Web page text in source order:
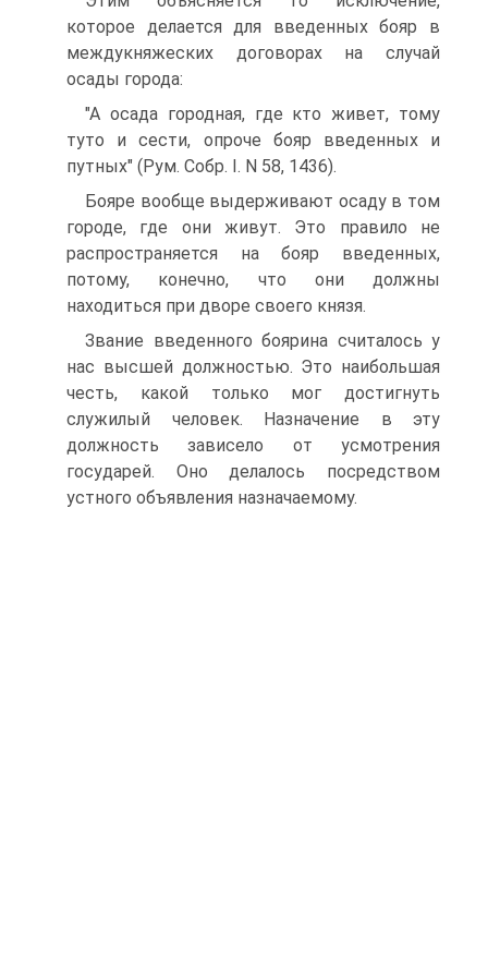
которое делается для введенных бояр в
междукняжеских договорах на случай
осады города:
"А осада городная, где кто живет, тому
туто и сести, опроче бояр введенных и
путных" (Рум. Собр. I. N 58, 1436).
Бояре вообще выдерживают осаду в том
городе, где они живут. Это правило не
распространяется на бояр введенных,
потому, конечно, что они должны
находиться при дворе своего князя.
Звание введенного боярина считалось у
нас высшей должностью. Это наибольшая
честь, какой только мог достигнуть
служилый человек. Назначение в эту
должность зависело от усмотрения
государей. Оно делалось посредством
устного объявления назначаемому.